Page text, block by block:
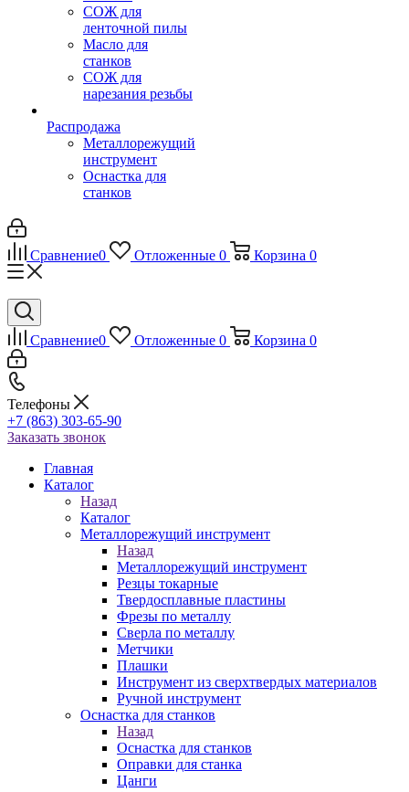
СОЖ для
ленточной пилы
Масло для
станков
СОЖ для
нарезания резьбы
Распродажа
Металлорежущий
инструмент
Оснастка для
станков
Сравнение0 Отложенные 0 Корзина 0
Сравнение0 Отложенные 0 Корзина 0
Телефоны
+7 (863) 303-65-90
Заказать звонок
Главная
Каталог
Назад
Каталог
Металлорежущий инструмент
Назад
Металлорежущий инструмент
Резцы токарные
Твердосплавные пластины
Фрезы по металлу
Сверла по металлу
Метчики
Плашки
Инструмент из сверхтвердых материалов
Ручной инструмент
Оснастка для станков
Назад
Оснастка для станков
Оправки для станка
Цанги